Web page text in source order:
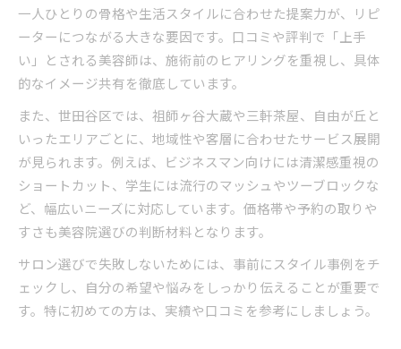
一人ひとりの骨格や生活スタイルに合わせた提案力が、リピ
ーターにつながる大きな要因です。口コミや評判で「上手
い」とされる美容師は、施術前のヒアリングを重視し、具体
的なイメージ共有を徹底しています。
また、世田谷区では、祖師ヶ谷大蔵や三軒茶屋、自由が丘と
いったエリアごとに、地域性や客層に合わせたサービス展開
が見られます。例えば、ビジネスマン向けには清潔感重視の
ショートカット、学生には流行のマッシュやツーブロックな
ど、幅広いニーズに対応しています。価格帯や予約の取りや
すさも美容院選びの判断材料となります。
サロン選びで失敗しないためには、事前にスタイル事例をチ
ェックし、自分の希望や悩みをしっかり伝えることが重要で
す。特に初めての方は、実績や口コミを参考にしましょう。